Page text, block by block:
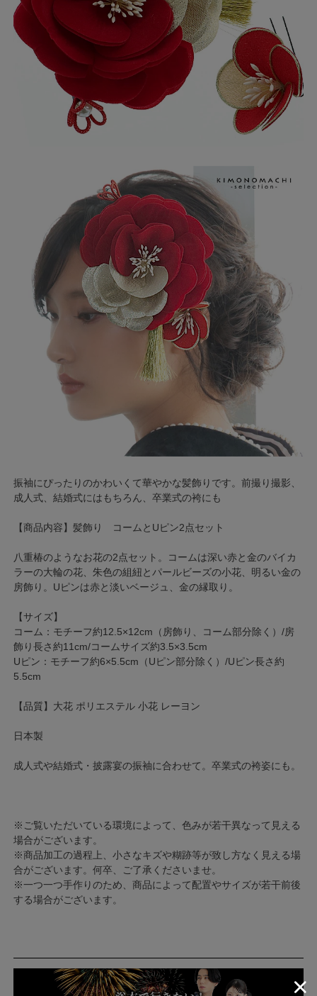
振袖にぴったりのかわいくて華やかな髪飾りです。前撮り撮影、
成人式、結婚式にはもちろん、卒業式の袴にも
【商品内容】髪飾り コームとUピン2点セット
八重椿のようなお花の2点セット。コームは深い赤と金のバイカ
ラーの大輪の花、朱色の組紐とパールビーズの小花、明るい金の
房飾り。Uピンは赤と淡いベージュ、金の縁取り。
【サイズ】
コーム：モチーフ約12.5×12cm（房飾り、コーム部分除く）/房
飾り長さ約11cm/コームサイズ約3.5×3.5cm
Uピン：モチーフ約6×5.5cm（Uピン部分除く）/Uピン長さ約
5.5cm
【品質】大花 ポリエステル 小花 レーヨン
日本製
成人式や結婚式・披露宴の振袖に合わせて。卒業式の袴姿にも。
※ご覧いただいている環境によって、色みが若干異なって見える
場合がございます。
※商品加工の過程上、小さなキズや糊跡等が致し方なく見える場
合がございます。何卒、ご了承くださいませ。
※一つ一つ手作りのため、商品によって配置やサイズが若干前後
する場合がございます。